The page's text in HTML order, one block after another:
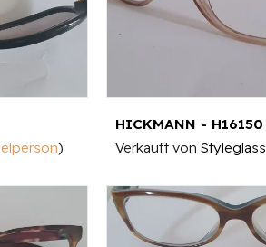
)
Verkauft von Styleglass